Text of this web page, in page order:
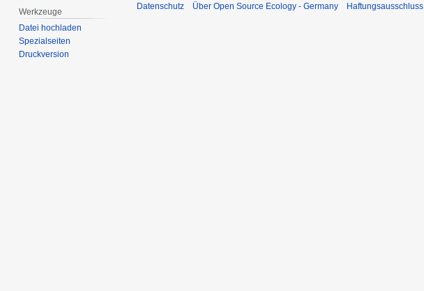
Werkzeuge
Datei hochladen
Spezialseiten
Druckversion
Datenschutz Über Open Source Ecology - Germany Haftungsausschluss